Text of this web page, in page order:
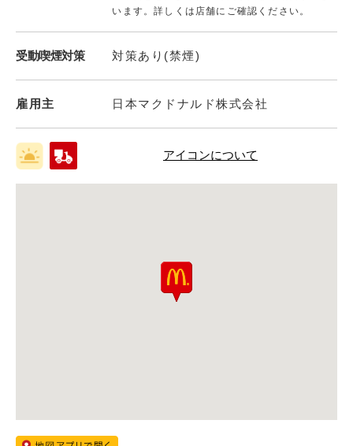
います。詳しくは店舗にご確認ください。
受動喫煙対策 対策あり(禁煙)
雇用主 日本マクドナルド株式会社
アイコンについて